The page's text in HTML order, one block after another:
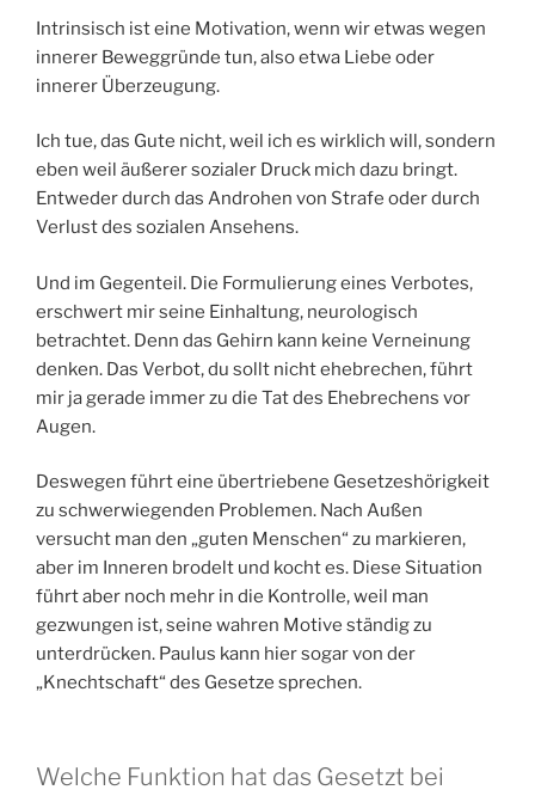
Intrinsisch ist eine Motivation, wenn wir etwas wegen
innerer Beweggründe tun, also etwa Liebe oder
innerer Überzeugung.
Ich tue, das Gute nicht, weil ich es wirklich will, sondern
eben weil äußerer sozialer Druck mich dazu bringt.
Entweder durch das Androhen von Strafe oder durch
Verlust des sozialen Ansehens.
Und im Gegenteil. Die Formulierung eines Verbotes,
erschwert mir seine Einhaltung, neurologisch
betrachtet. Denn das Gehirn kann keine Verneinung
denken. Das Verbot, du sollt nicht ehebrechen, führt
mir ja gerade immer zu die Tat des Ehebrechens vor
Augen.
Deswegen führt eine übertriebene Gesetzeshörigkeit
zu schwerwiegenden Problemen. Nach Außen
versucht man den „guten Menschen“ zu markieren,
aber im Inneren brodelt und kocht es. Diese Situation
führt aber noch mehr in die Kontrolle, weil man
gezwungen ist, seine wahren Motive ständig zu
unterdrücken. Paulus kann hier sogar von der
„Knechtschaft“ des Gesetze sprechen.
Welche Funktion hat das Gesetzt bei